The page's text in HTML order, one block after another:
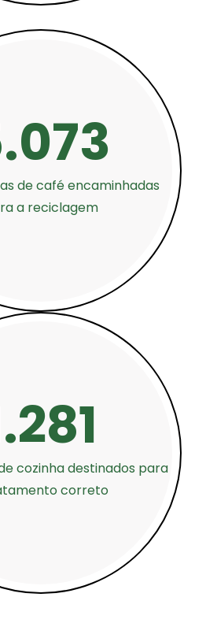
de café encaminhadas
a reciclagem
cozinha destinados para
correto